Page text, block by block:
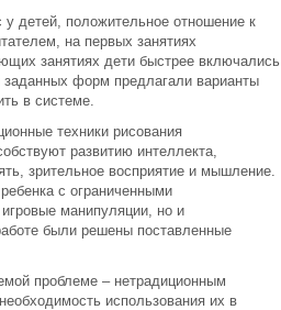
детей, положительное отношение к
на первых занятиях
занятиях дети быстрее включались
заданных форм предлагали варианты
в системе.
техники рисования
развитию интеллекта,
зрительное восприятие и мышление.
с ограниченными
манипуляции, но и
были решены поставленные
проблеме – нетрадиционным
использования их в